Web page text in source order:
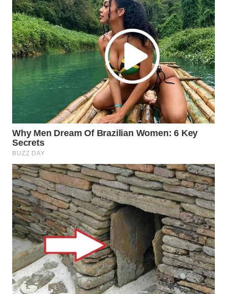
WN
BORNEO
Wahana
Media
Group
WAHANA
NEWS
WAHANA
TANI
ADVOKAT
WAHANA
INFRASTRUKTUR
WAHANA
KONSUMEN
WAHANA
LISTRIK